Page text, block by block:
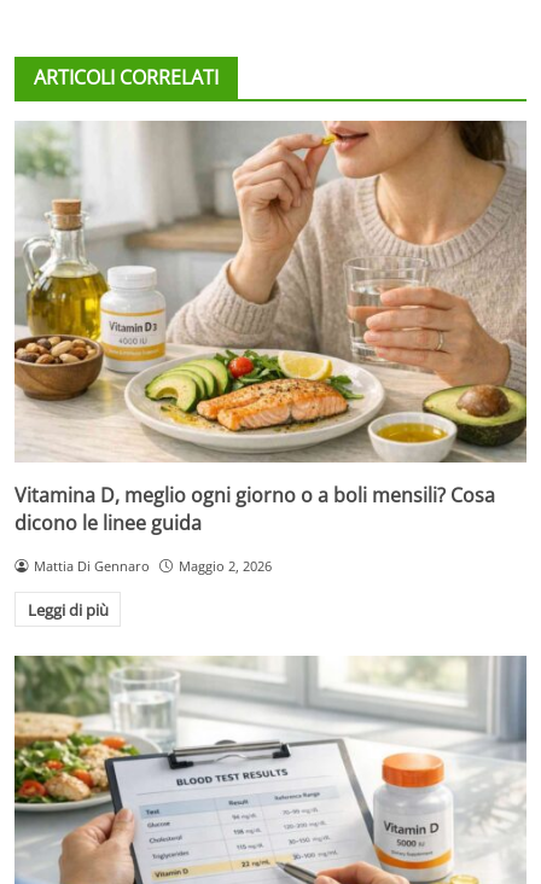
ARTICOLI CORRELATI
Vitamina D, meglio ogni giorno o a boli mensili? Cosa
dicono le linee guida
Mattia Di Gennaro Maggio 2, 2026
Leggi di più